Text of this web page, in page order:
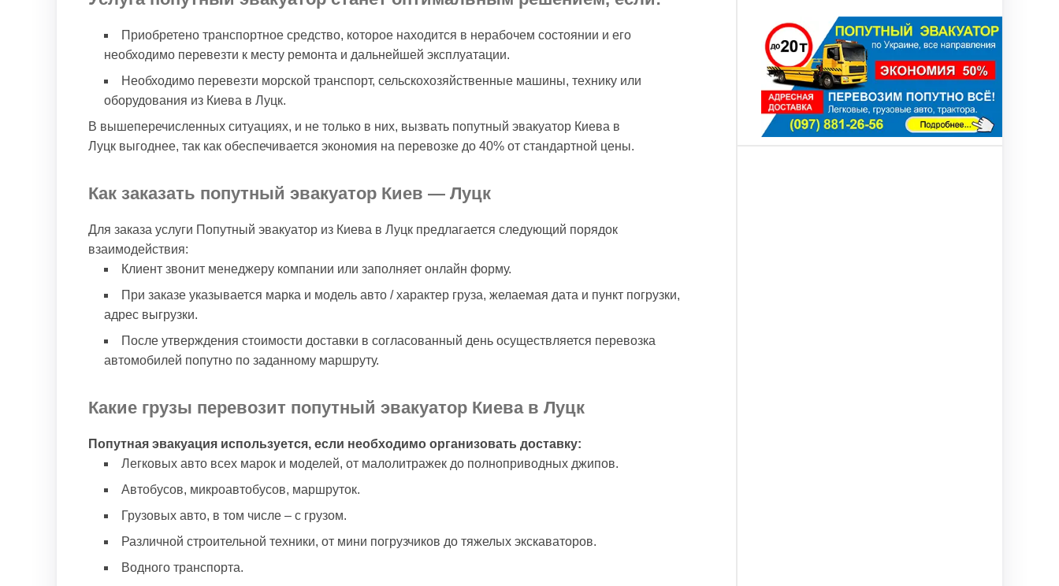
Приобретено транспортное средство, которое находится в нерабочем состоянии и его
необходимо перевезти к месту ремонта и дальнейшей эксплуатации.
Необходимо перевезти морской транспорт, сельскохозяйственные машины, технику или
оборудования из Киева в Луцк.
В вышеперечисленных ситуациях, и не только в них, вызвать попутный эвакуатор Киева в
Луцк выгоднее, так как обеспечивается экономия на перевозке до 40% от стандартной цены.
Как заказать попутный эвакуатор Киев — Луцк
Для заказа услуги Попутный эвакуатор из Киева в Луцк предлагается следующий порядок
взаимодействия:
Клиент звонит менеджеру компании или заполняет онлайн форму.
При заказе указывается марка и модель авто / характер груза, желаемая дата и пункт погрузки,
адрес выгрузки.
После утверждения стоимости доставки в согласованный день осуществляется перевозка
автомобилей попутно по заданному маршруту.
Какие грузы перевозит попутный эвакуатор Киева в Луцк
Попутная эвакуация используется, если необходимо организовать доставку:
Легковых авто всех марок и моделей, от малолитражек до полноприводных джипов.
Автобусов, микроавтобусов, маршруток.
Грузовых авто, в том числе – с грузом.
Различной строительной техники, от мини погрузчиков до тяжелых экскаваторов.
Водного транспорта.